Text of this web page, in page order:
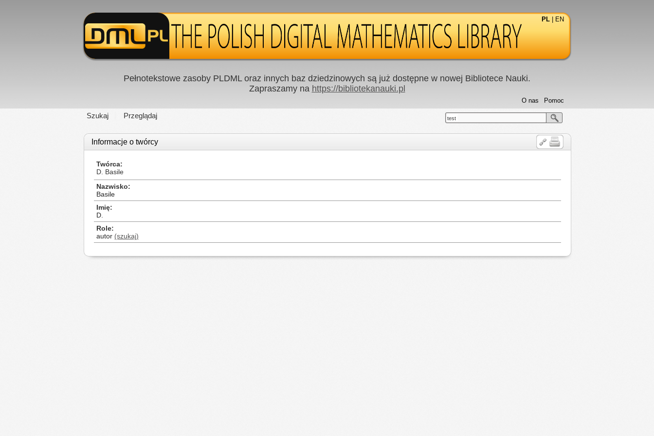
PL EN
Pełnotekstowe zasoby PLDML oraz innych baz dziedzinowych są już dostępne w nowej Bibliotece Nauki.
Zapraszamy na https://bibliotekanauki.pl
Szukaj Przeglądaj
Pomoc
O nas
test
Informacje o twórcy
Twórca
D. Basile
Nazwisko
Basile
Imię
D.
Role
autor (szukaj)